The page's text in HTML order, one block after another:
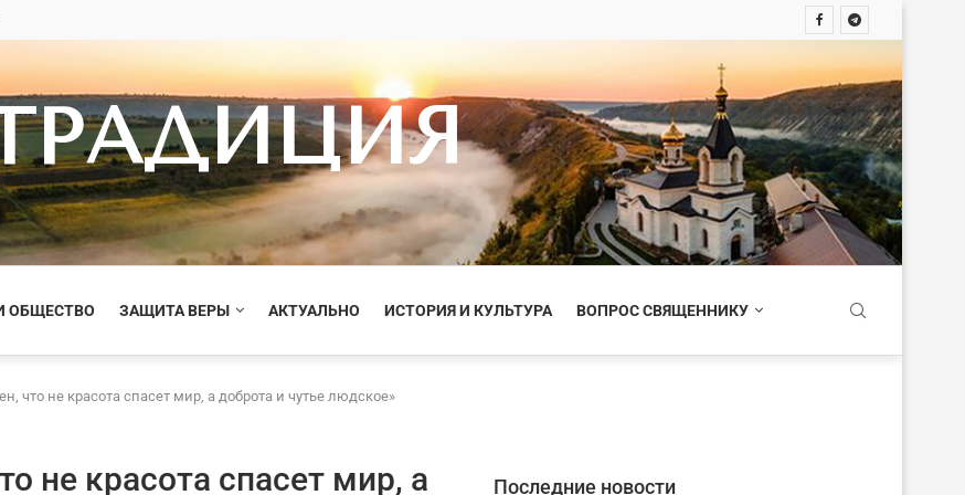
ОБЩЕСТВО ЗАЩИТА ВЕРЫ АКТУАЛЬНО ИСТОРИЯ И КУЛЬТУРА ВОПРОС СВЯЩЕННИКУ
что не красота спасет мир, а доброта и чутье людское»
не красота спасет мир, а Последние новости